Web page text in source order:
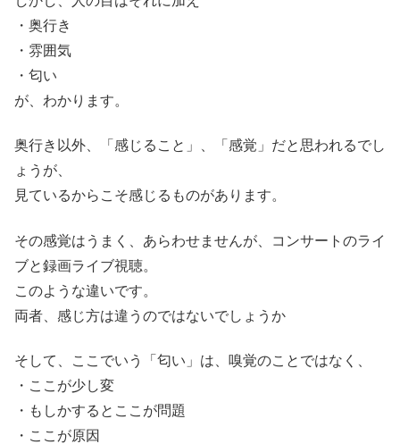
・奥行き
・雰囲気
・匂い
が、わかります。
奥行き以外、「感じること」、「感覚」だと思われるでし
ょうが、
見ているからこそ感じるものがあります。
その感覚はうまく、あらわせませんが、コンサートのライ
ブと録画ライブ視聴。
このような違いです。
両者、感じ方は違うのではないでしょうか
そして、ここでいう「匂い」は、嗅覚のことではなく、
・ここが少し変
・もしかするとここが問題
・ここが原因